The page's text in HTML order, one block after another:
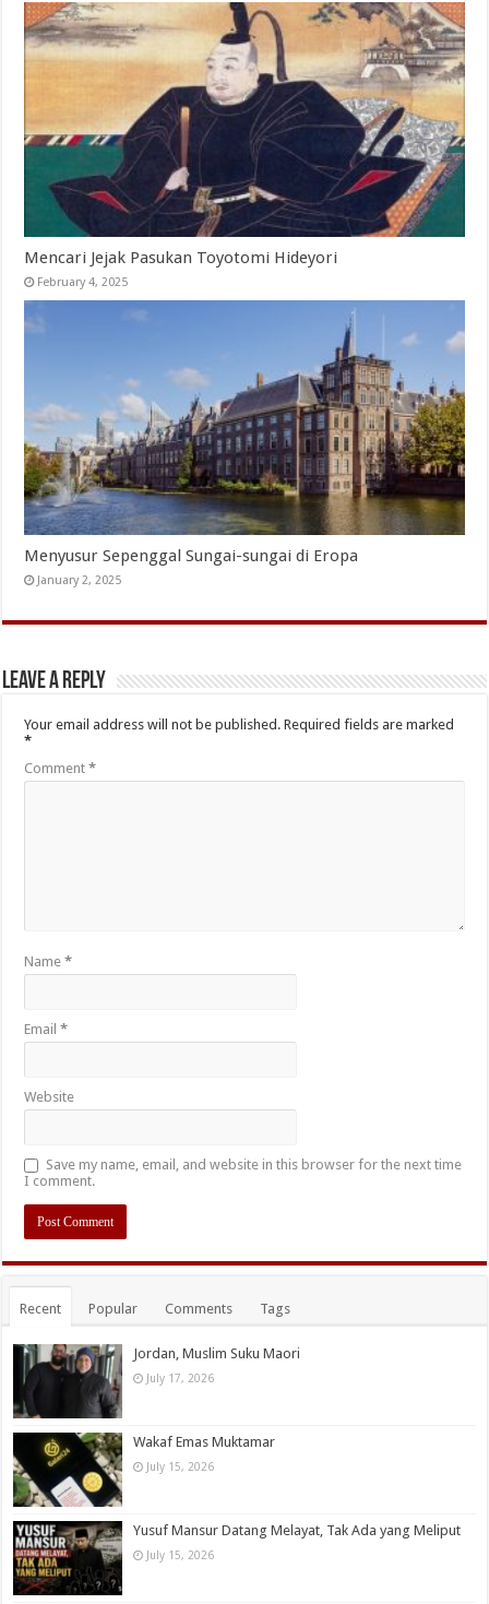
Mencari Jejak Pasukan Toyotomi Hideyori
February 4, 2025
Menyusur Sepenggal Sungai-sungai di Eropa
January 2, 2025
Leave a Reply
Your email address will not be published. Required fields are marked
*
Comment*
Name*
Email*
Website
Save my name, email, and website in this browser for the next time
I comment.
Recent Popular Comments Tags
Jordan, Muslim Suku Maori
July 17, 2026
Wakaf Emas Muktamar
July 15, 2026
Yusuf Mansur Datang Melayat, Tak Ada yang Meliput
July 15, 2026